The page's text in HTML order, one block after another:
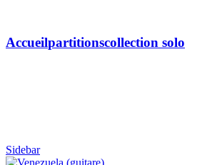
Accueilpartitionscollection solo
Sidebar